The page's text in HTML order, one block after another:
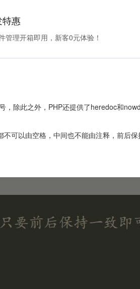
惠
管理开箱即用，新客0元体验！
，除此之外，PHP还提供了heredoc和
可以由空格，中间也不能由注释，前后